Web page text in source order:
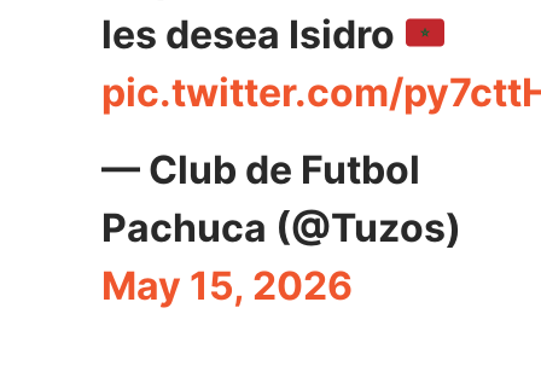
les desea Isidro
pic.twitter.com/
— Club de Futbol
Pachuca (@Tuzos)
May 15, 2026